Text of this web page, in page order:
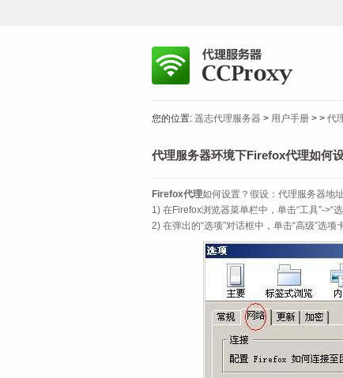
您的位置: 遥志代理服务器 > 用户手册 > > 代
代理服务器环境下Firefox代理如何
Firefox代理如何设置？假设：代理服务器地
1) 在Firefox浏览器菜单栏中，单击“工具”->“选
2) 在弹出的“选项”对话框中，单击“高级”选项